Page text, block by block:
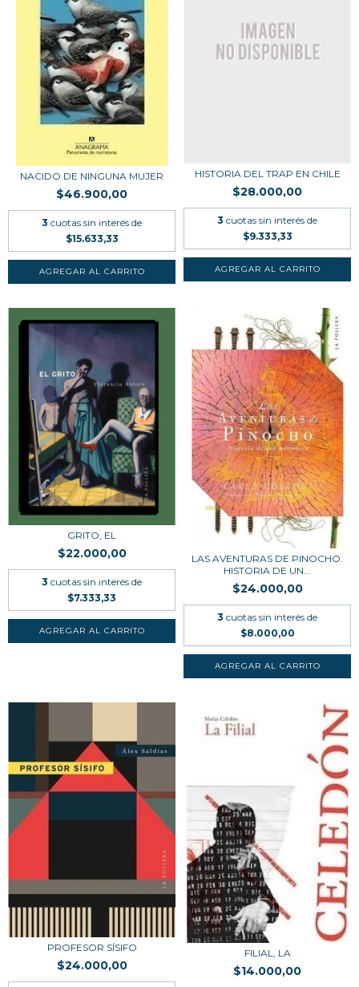
NACIDO DE NINGUNA MUJER
$46.900,00
3 cuotas sin interés de
$15.633,33
HISTORIA DEL TRAP EN CHILE
$28.000,00
3 cuotas sin interés de
$9.333,33
GRITO, EL
$22.000,00
3 cuotas sin interés de
$7.333,33
LAS AVENTURAS DE PINOCHO.
HISTORIA DE UN...
$24.000,00
3 cuotas sin interés de
$8.000,00
PROFESOR SÍSIFO
$24.000,00
FILIAL, LA
$14.000,00